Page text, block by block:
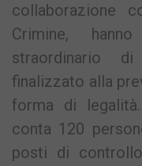
collaborazione
Crimine,
straordinario
finalizzato alla
forma di
conta 120
posti di